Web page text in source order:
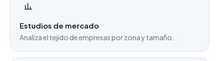
Estudios de mercado
Analiza el tejido de empresas por zona y tamaño.